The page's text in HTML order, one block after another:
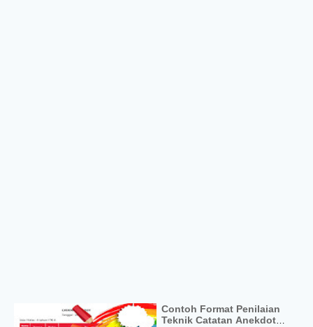
Contoh Format Penilaian
Teknik Catatan Anekdot